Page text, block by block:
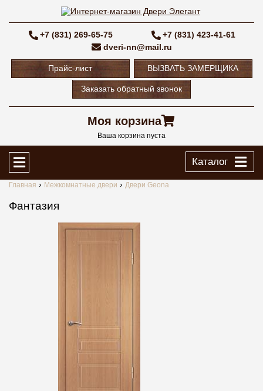
+7 (831) 269-65-75
+7 (831) 423-41-61
dveri-nn@mail.ru
Прайс-лист ВЫЗВАТЬ ЗАМЕРЩИКА
Заказать обратный звонок
Моя корзина
Ваша корзина пуста
Каталог
Главная Межкомнатные двери Двери Geona
Фантазия